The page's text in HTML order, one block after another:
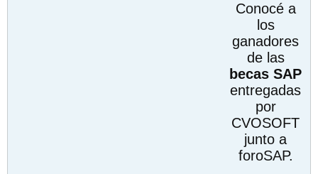
Conocé a
los
ganadores
de las
becas SAP
entregadas
por
CVOSOFT
junto a
foroSAP.